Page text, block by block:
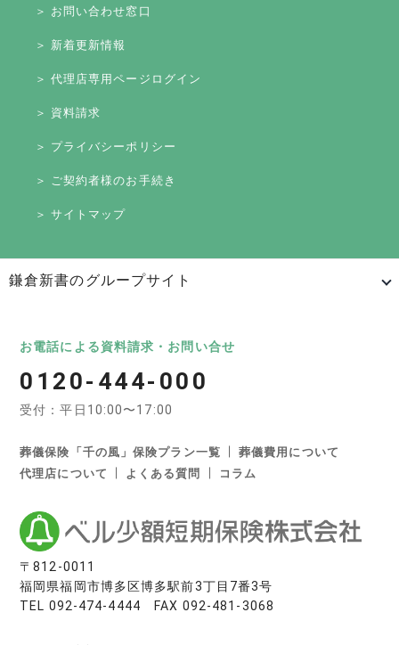
＞ お問い合わせ窓口
＞ 新着更新情報
＞ 代理店専用ページログイン
＞ 資料請求
＞ プライバシーポリシー
＞ ご契約者様のお手続き
＞ サイトマップ
鎌倉新書のグループサイト
いいお墓 Life.（ライフドット） いいお墓-永代供養墓版
いいお墓-ペット霊園版 樹木葬なび
寺院墓地.com 優良墓石・石材店ガイド
お墓の引越し＆墓じまいくん
いい葬儀 いいお坊さん
日本最大級の仏壇仏具総合サイト「いい仏壇」
いい仏壇
お電話による資料請求・お問い合せ
0120-444-000
受付：平日10:00〜17:00
葬儀保険「千の風」保険プラン一覧
葬儀費用について
代理店について
よくある質問 コラム
〒812-0011
福岡県福岡市博多区博多駅前3丁目7番3号
TEL 092-474-4444 FAX 092-481-3068